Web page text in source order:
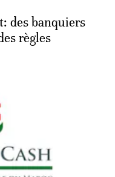
des banquiers
règles